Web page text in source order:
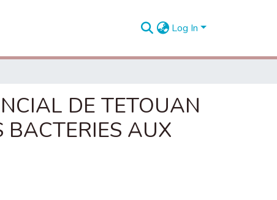
Log In
DE TETOUAN
BACTERIES AUX